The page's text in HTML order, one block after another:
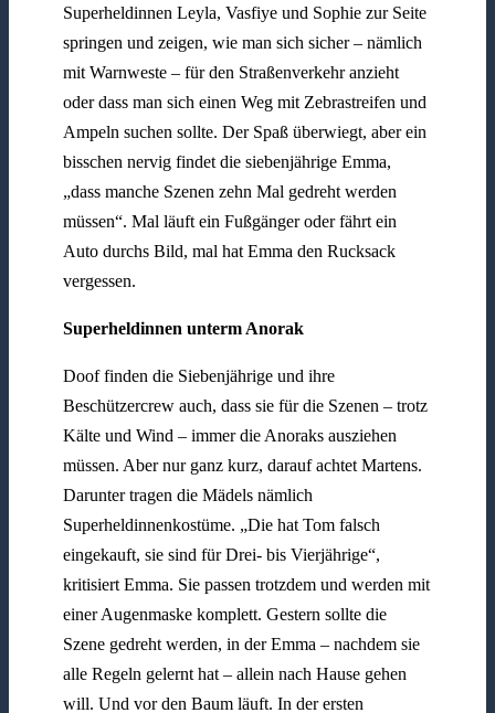
Superheldinnen Leyla, Vasfiye und Sophie zur Seite
springen und zeigen, wie man sich sicher – nämlich
mit Warnweste – für den Straßenverkehr anzieht
oder dass man sich einen Weg mit Zebrastreifen und
Ampeln suchen sollte. Der Spaß überwiegt, aber ein
bisschen nervig findet die siebenjährige Emma,
„dass manche Szenen zehn Mal gedreht werden
müssen“. Mal läuft ein Fußgänger oder fährt ein
Auto durchs Bild, mal hat Emma den Rucksack
vergessen.
Superheldinnen unterm Anorak
Doof finden die Siebenjährige und ihre
Beschützercrew auch, dass sie für die Szenen – trotz
Kälte und Wind – immer die Anoraks ausziehen
müssen. Aber nur ganz kurz, darauf achtet Martens.
Darunter tragen die Mädels nämlich
Superheldinnenkostüme. „Die hat Tom falsch
eingekauft, sie sind für Drei- bis Vierjährige“,
kritisiert Emma. Sie passen trotzdem und werden mit
einer Augenmaske komplett. Gestern sollte die
Szene gedreht werden, in der Emma – nachdem sie
alle Regeln gelernt hat – allein nach Hause gehen
will. Und vor den Baum läuft. In der ersten